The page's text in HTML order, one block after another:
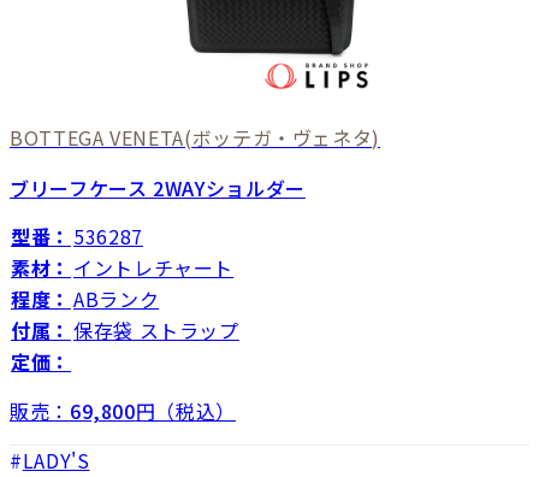
BOTTEGA VENETA(ボッテガ・ヴェネタ)
ブリーフケース 2WAYショルダー
型番： 536287
素材： イントレチャート
程度： ABランク
付属： 保存袋 ストラップ
定価：
販売： 69,800円（税込）
LADY'S